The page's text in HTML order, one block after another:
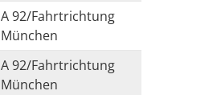
A 92/Fahrtrichtung
München
A 92/Fahrtrichtung
München